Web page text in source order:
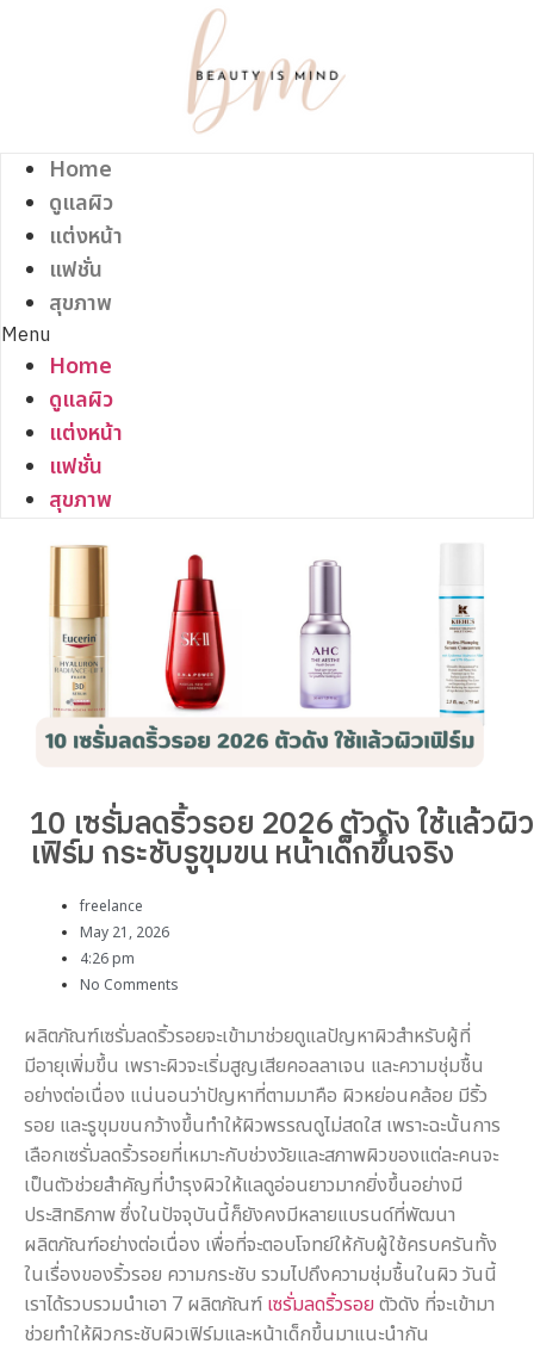
Home
ดูแลผิว
แต่งหน้า
แฟชั่น
สุขภาพ
Menu
Home
ดูแลผิว
แต่งหน้า
แฟชั่น
สุขภาพ
10 เซรั่มลดริ้วรอย 2026 ตัวดัง ใช้แล้วผิว
เฟิร์ม กระชับรูขุมขน หน้าเด็กขึ้นจริง
freelance
May 21, 2026
4:26 pm
No Comments
ผลิตภัณฑ์เซรั่มลดริ้วรอยจะเข้ามาช่วยดูแลปัญหาผิวสำหรับผู้ที่
มีอายุเพิ่มขึ้น เพราะผิวจะเริ่มสูญเสียคอลลาเจน และความชุ่มชื้น
อย่างต่อเนื่อง แน่นอนว่าปัญหาที่ตามมาคือ ผิวหย่อนคล้อย มีริ้ว
รอย และรูขุมขนกว้างขึ้นทำให้ผิวพรรณดูไม่สดใส เพราะฉะนั้นการ
เลือกเซรั่มลดริ้วรอยที่เหมาะกับช่วงวัยและสภาพผิวของแต่ละคนจะ
เป็นตัวช่วยสำคัญที่บำรุงผิวให้แลดูอ่อนยาวมากยิ่งขึ้นอย่างมี
ประสิทธิภาพ ซึ่งในปัจจุบันนี้ก็ยังคงมีหลายแบรนด์ที่พัฒนา
ผลิตภัณฑ์อย่างต่อเนื่อง เพื่อที่จะตอบโจทย์ให้กับผู้ใช้ครบครันทั้ง
ในเรื่องของริ้วรอย ความกระชับ รวมไปถึงความชุ่มชื้นในผิว วันนี้
เราได้รวบรวมนำเอา 7 ผลิตภัณฑ์ เซรั่มลดริ้วรอย ตัวดัง ที่จะเข้ามา
ช่วยทำให้ผิวกระชับผิวเฟิร์มและหน้าเด็กขึ้นมาแนะนำกัน